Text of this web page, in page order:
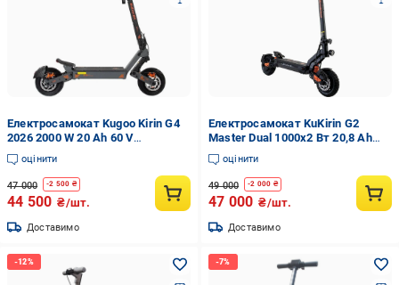
Електросамокат Kugoo Kirin G4
2026 2000 W 20 Ah 60 V
(33153262)
оцінити
47 000 -2 500 ₴
44 500 ₴/шт.
Доставимо
Електросамокат KuKirin G2
Master Dual 1000x2 Вт 20,8 Ah
52В Чорний (33153283)
оцінити
49 000 -2 000 ₴
47 000 ₴/шт.
Доставимо